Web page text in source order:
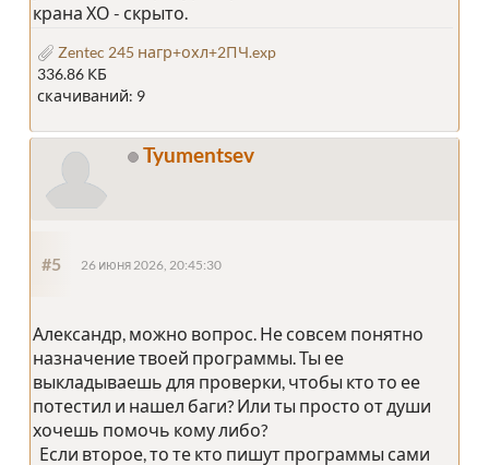
крана ХО - скрыто.
Zentec 245 нагр+охл+2ПЧ.exp
336.86 КБ
скачиваний: 9
Tyumentsev
#5 26 июня 2026, 20:45:30
Александр, можно вопрос. Не совсем понятно
назначение твоей программы. Ты ее
выкладываешь для проверки, чтобы кто то ее
потестил и нашел баги? Или ты просто от души
хочешь помочь кому либо?
Если второе, то те кто пишут программы сами